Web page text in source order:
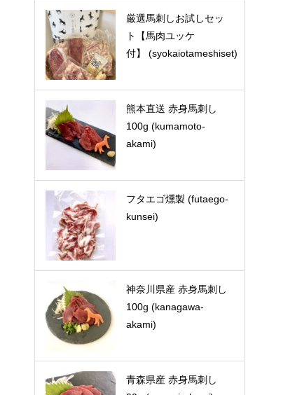
厳選馬刺しお試しセッ
ト【馬肉ユッケ
付】 (syokaiotameshiset)
熊本直送 赤身馬刺し
100g (kumamoto-
akami)
フタエゴ燻製 (futaego-
kunsei)
神奈川県産 赤身馬刺し
100g (kanagawa-
akami)
青森県産 赤身馬刺し